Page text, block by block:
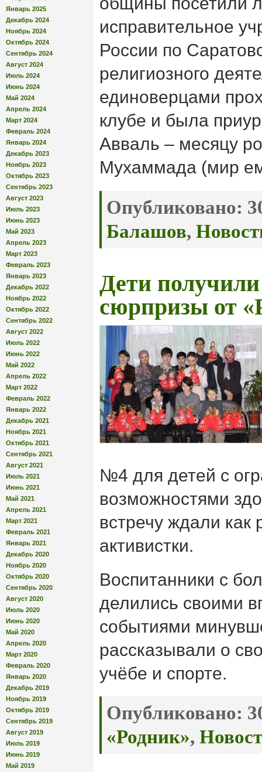
Январь 2025
Декабрь 2024
Ноябрь 2024
Октябрь 2024
Сентябрь 2024
Август 2024
Июль 2024
Июнь 2024
Май 2024
Апрель 2024
Март 2024
Февраль 2024
Январь 2024
Декабрь 2023
Ноябрь 2023
Октябрь 2023
Сентябрь 2023
Август 2023
Июль 2023
Июнь 2023
Май 2023
Апрель 2023
Март 2023
Февраль 2023
Январь 2023
Декабрь 2022
Ноябрь 2022
Октябрь 2022
Сентябрь 2022
Август 2022
Июль 2022
Июнь 2022
Май 2022
Апрель 2022
Март 2022
Февраль 2022
Январь 2022
Декабрь 2021
Ноябрь 2021
Октябрь 2021
Сентябрь 2021
Август 2021
Июль 2021
Июнь 2021
Май 2021
Апрель 2021
Март 2021
Февраль 2021
Январь 2021
Декабрь 2020
Ноябрь 2020
Октябрь 2020
Сентябрь 2020
Август 2020
Июль 2020
Июнь 2020
Май 2020
Апрель 2020
Март 2020
Февраль 2020
Январь 2020
Декабрь 2019
Ноябрь 2019
Октябрь 2019
Сентябрь 2019
Август 2019
Июль 2019
Июнь 2019
Май 2019
исправительное
России по
религиозного
единоверцами
клубе и была
Авваль – месяцу
Мухаммада (мир
Опубликовано:
Балашов,
Дети
сюрпризы от
№4 для детей с
возможностями
встречу ждали как
активистки.
Воспитанники с
делились своими
событиями
рассказывали о
учёбе и спорте.
Опубликовано:
«Родник»,